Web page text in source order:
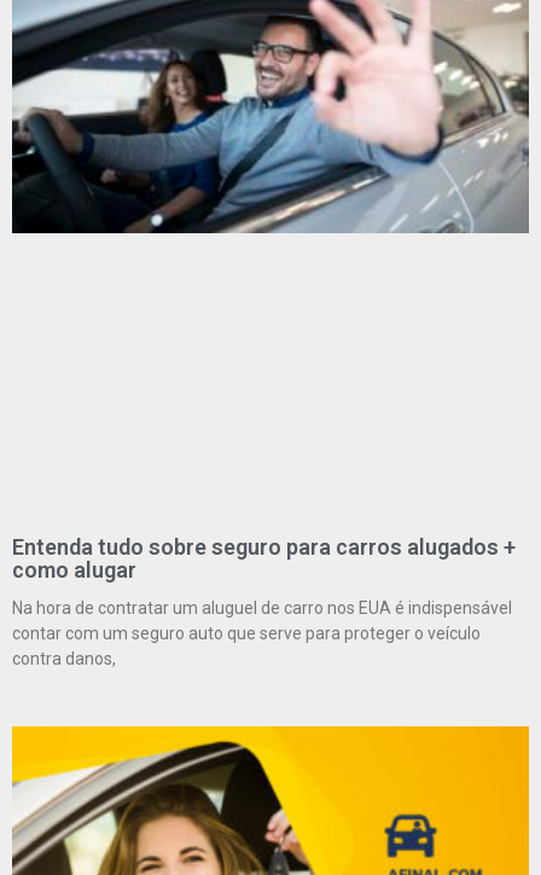
Entenda tudo sobre seguro para carros alugados +
como alugar
Na hora de contratar um aluguel de carro nos EUA é indispensável
contar com um seguro auto que serve para proteger o veículo
contra danos,